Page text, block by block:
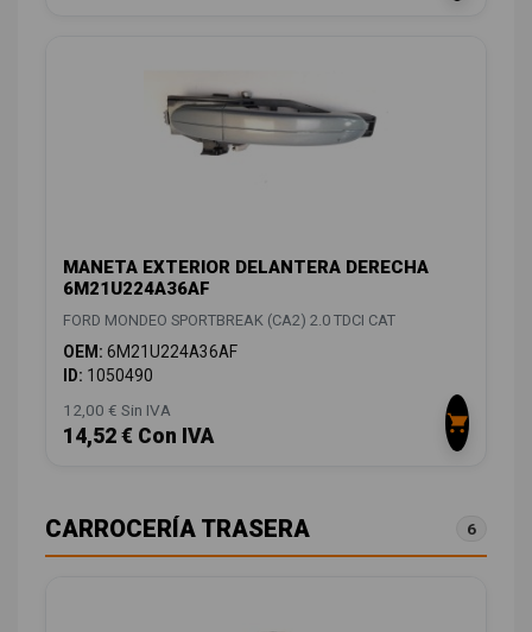
MANETA EXTERIOR DELANTERA DERECHA
6M21U224A36AF
FORD MONDEO SPORTBREAK (CA2) 2.0 TDCI CAT
OEM: 6M21U224A36AF
ID: 1050490
12,00 € Sin IVA
14,52 € Con IVA
CARROCERÍA TRASERA 6